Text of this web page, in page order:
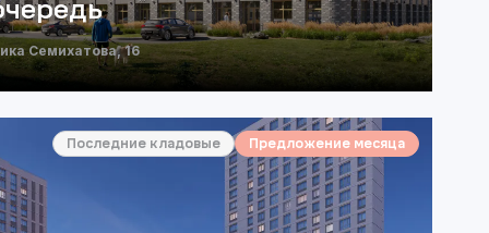
Семихатова, 16
Последние кладовые Предложение месяца